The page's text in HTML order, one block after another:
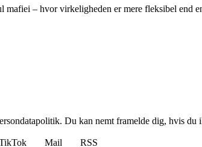
– hvor virkeligheden er mere fleksibel end
Du kan nemt framelde dig, hvis du
Mail RSS